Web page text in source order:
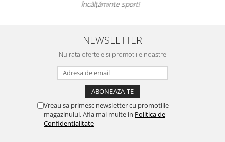
NEWSLETTER
Nu rata ofertele si promotiile noastre
Vreau sa primesc newsletter cu promotiile
magazinului. Afla mai multe in Politica de
Confidentialitate